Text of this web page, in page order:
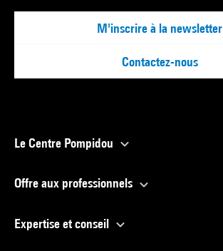
M'inscrire à la newsletter
Contactez-nous
Le Centre Pompidou
Offre aux professionnels
Expertise et conseil